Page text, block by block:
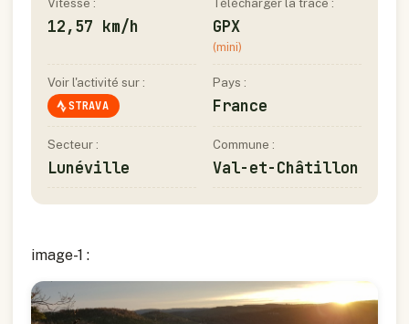
Vitesse :
12,57 km/h
Télécharger la trace :
GPX
(mini)
Voir l'activité sur :
STRAVA
Pays :
France
Secteur :
Lunéville
Commune :
Val-et-Châtillon
image-1 :